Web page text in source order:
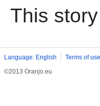
This
Language: English Terms of use
©2013 Oranjo.eu